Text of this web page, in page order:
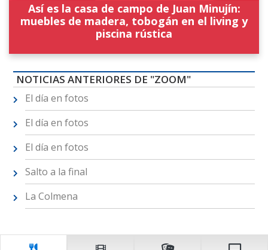
Así es la casa de campo de Juan Minujín:
muebles de madera, tobogán en el living y
piscina rústica
NOTICIAS ANTERIORES DE "ZOOM"
El día en fotos
El día en fotos
El día en fotos
Salto a la final
La Colmena